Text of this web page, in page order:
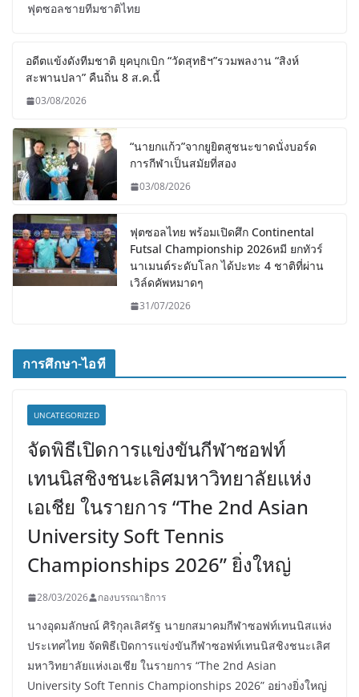
ฟุตซอลชายทีมชาติไทย
อดีตแข้งดังทีมชาติ ยุคบุกเบิก “วัดสุทธิฯ”รวมพลงาน “สิงห์
สะพานปลา” คืนถิ่น 8 ส.ค.นี้
03/08/2026
“นายกแก้ว”จากยูยิตสูชนะขาดนั่งบอร์ด
การกีฬาเป็นสมัยที่สอง
03/08/2026
ฟุตซอลไทย พร้อมเปิดศึก Continental
Futsal Championship 2026หมี ยกทัวร์
นาเมนต์ระดับโลก ได้ปะทะ 4 ชาติที่ผ่าน
เวิล์ดคัพหมาดๆ
31/07/2026
การศึกษา-ไอที
UNCATEGORIZED
จัดพิธีเปิดการแข่งขันกีฬาซอฟท์
เทนนิสชิงชนะเลิศมหาวิทยาลัยแห่ง
เอเชีย ในรายการ “The 2nd Asian
University Soft Tennis
Championships 2026” ยิ่งใหญ่
28/03/2026 กองบรรณาธิการ
นางอุดมลักษณ์ ศิริกุลเลิศรัฐ นายกสมาคมกีฬาซอฟท์เทนนิสแห่ง
ประเทศไทย จัดพิธีเปิดการแข่งขันกีฬาซอฟท์เทนนิสชิงชนะเลิศ
มหาวิทยาลัยแห่งเอเชีย ในรายการ “The 2nd Asian
University Soft Tennis Championships 2026” อย่างยิ่งใหญ่